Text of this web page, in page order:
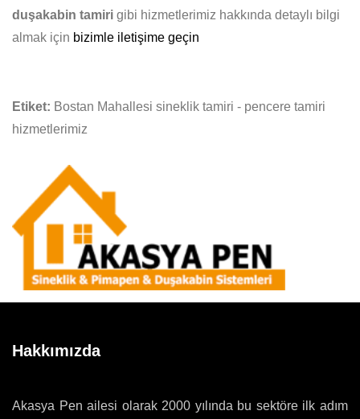
duşakabin tamiri gibi hizmetlerimiz hakkında detaylı bilgi
almak için bizimle iletişime geçin
Etiket: Bostan Mahallesi sineklik tamiri - pencere tamiri
hizmetlerimiz
Hakkımızda
Akasya Pen ailesi olarak 2000 yılında bu sektöre ilk adım